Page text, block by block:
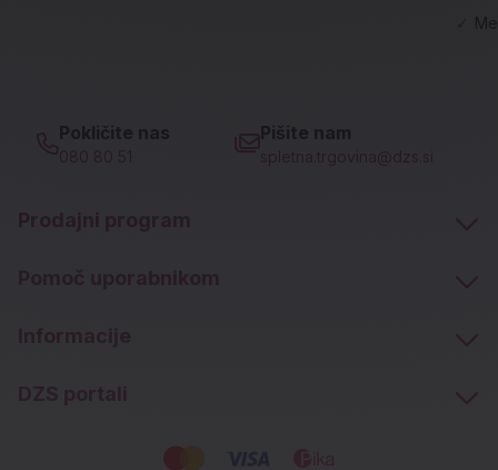
Pokličite nas
080 80 51
Pišite nam
spletna.trgovina@dzs.si
Prodajni program
Pomoč uporabnikom
Informacije
DZS portali